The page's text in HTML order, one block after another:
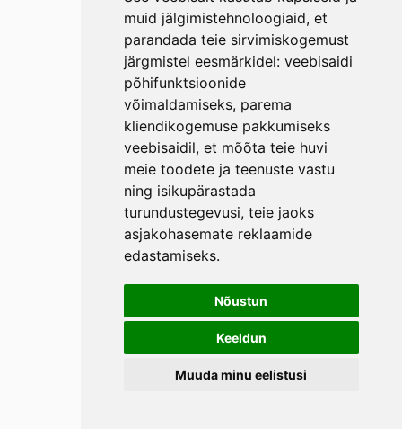
muid jälgimistehnoloogiaid, et
parandada teie sirvimiskogemust
järgmistel eesmärkidel: veebisaidi
põhifunktsioonide
võimaldamiseks, parema
kliendikogemuse pakkumiseks
veebisaidil, et mõõta teie huvi
meie toodete ja teenuste vastu
ning isikupärastada
turundustegevusi, teie jaoks
asjakohasemate reklaamide
edastamiseks.
Nõustun
Keeldun
Muuda minu eelistusi